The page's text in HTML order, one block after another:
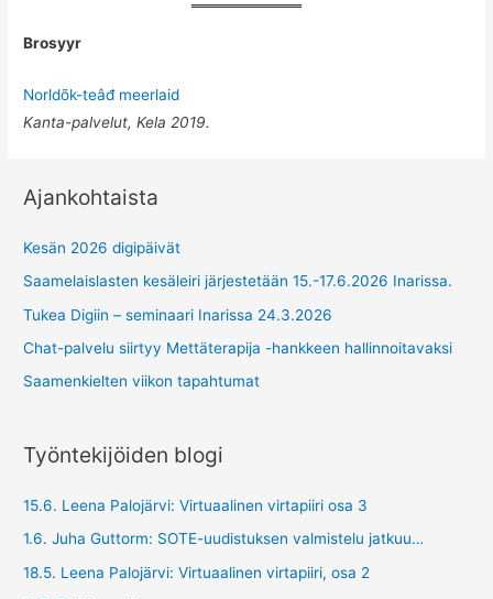
Brosyyr
Norldõk-teâđ meerlaid
Kanta-palvelut, Kela 2019.
Ajankohtaista
Kesän 2026 digipäivät
Saamelaislasten kesäleiri järjestetään 15.-17.6.2026 Inarissa.
Tukea Digiin – seminaari Inarissa 24.3.2026
Chat-palvelu siirtyy Mettäterapija -hankkeen hallinnoitavaksi
Saamenkielten viikon tapahtumat
Työntekijöiden blogi
15.6. Leena Palojärvi: Virtuaalinen virtapiiri osa 3
1.6. Juha Guttorm: SOTE-uudistuksen valmistelu jatkuu…
18.5. Leena Palojärvi: Virtuaalinen virtapiiri, osa 2